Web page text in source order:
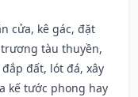
cửa, kê gác, đặt
tàu thuyền,
đất, lót đá, xây
kế tước phong hay